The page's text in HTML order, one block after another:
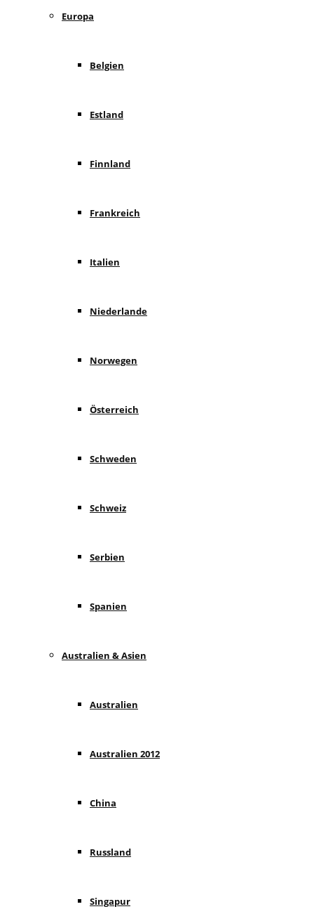
Europa
Belgien
Estland
Finnland
Frankreich
Italien
Niederlande
Norwegen
Österreich
Schweden
Schweiz
Serbien
Spanien
Australien & Asien
Australien
Australien 2012
China
Russland
Singapur